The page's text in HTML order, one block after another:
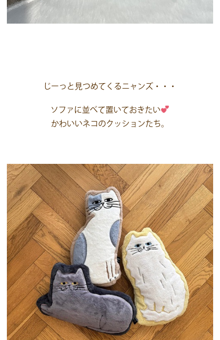
じーっと見つめてくるニャンズ・・・
ソファに並べて置いておきたい
かわいいネコのクッションたち。